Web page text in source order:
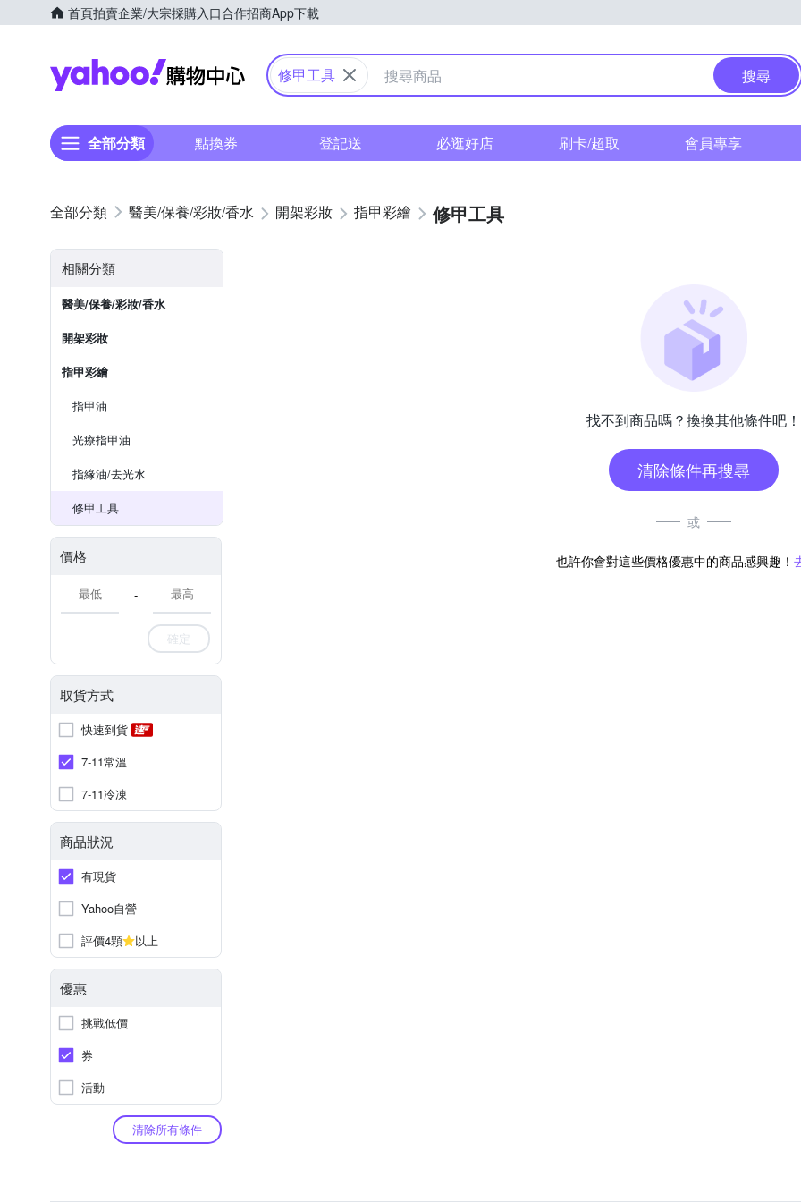
首頁拍賣企業/大宗採購入口合作招商App下載
Yahoo購物中心
修甲工具 搜尋
全部分類 點換券 登記送 必逛好店 刷卡/超取 會員專享
醫美/保養/彩妝/香水 開架彩妝 指甲彩繪 修甲工具
相關分類
醫美/保養/彩妝/香水
開架彩妝
指甲彩繪
指甲油
光療指甲油
指緣油/去光水
修甲工具
價格
-
確定
取貨方式
快速到貨
7-11常溫
7-11冷凍
商品狀況
有現貨
Yahoo自營
評價4顆
以上
優惠
挑戰低價
券
活動
清除所有條件
找不到商品嗎？換換其他條件吧！
清除條件再搜尋
或
也許你會對這些價格優惠中的商品感興趣！